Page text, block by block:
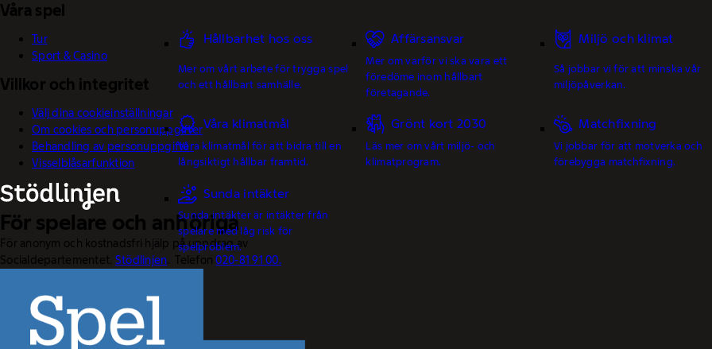
Hållbarhet hos oss
Mer om vårt arbete för trygga spel
och ett hållbart samhälle.
Affärsansvar
Mer om varför vi ska vara ett
föredöme inom hållbart
företagande.
Miljö och klimat
Så jobbar vi för att minska vår
miljöpåverkan.
Våra klimatmål
Våra klimatmål för att bidra till en
långsiktigt hållbar framtid.
Grönt kort 2030
Läs mer om vårt miljö- och
klimatprogram.
Matchfixning
Vi jobbar för att motverka och
förebygga matchfixning.
Sunda intäkter
Sunda intäkter är intäkter från
spelare med låg risk för
spelproblem.
Våra spel
Tur
Sport & Casino
Villkor och integritet
Välj dina cookieinställningar
Om cookies och personuppgifter
Behandling av personuppgifter
Visselblåsarfunktion
För spelare och anhöriga
För anonym och kostnadsfri hjälp på uppdrag av
Socialdepartementet. Stödlinjen. Telefon020-81 91 00.